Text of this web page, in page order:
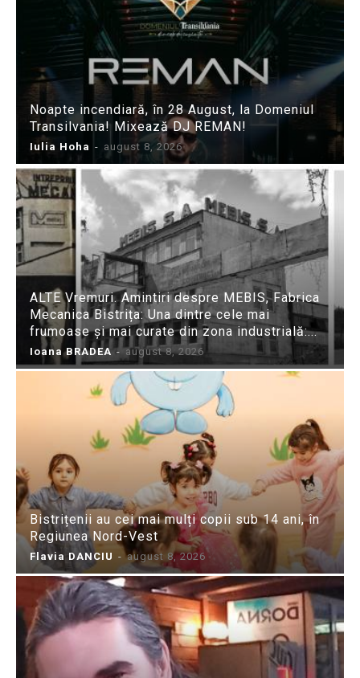
Noapte incendiară, în 28 August, la Domeniul
Transilvania! Mixează DJ REMAN!
Iulia Hoha - august 8, 2026
ALTE Vremuri. Amintiri despre MEBIS, Fabrica
Mecanica Bistrița: Una dintre cele mai
frumoase și mai curate din zona industrială:...
Ioana BRADEA - august 8, 2026
Bistrițenii au cei mai mulți copii sub 14 ani, în
Regiunea Nord-Vest
Flavia DANCIU - august 8, 2026